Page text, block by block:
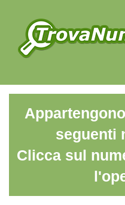
seguenti
Clicca sul